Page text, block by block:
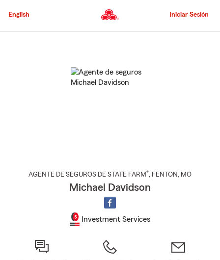
al
principal
English Iniciar Sesión
AGENTE DE SEGUROS DE STATE FARM®, FENTON , MO
Michael Davidson
Investment Services